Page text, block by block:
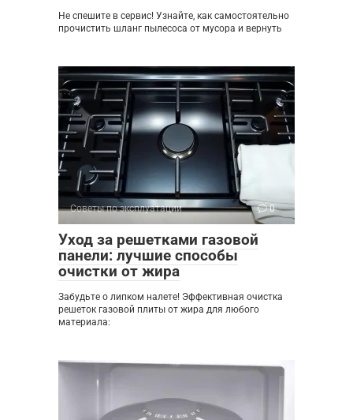
Не спешите в сервис! Узнайте, как самостоятельно
прочистить шланг пылесоса от мусора и вернуть
Советы по эксплуатации 0
Уход за решетками газовой
панели: лучшие способы
очистки от жира
Забудьте о липком налете! Эффективная очистка
решеток газовой плиты от жира для любого
материала: